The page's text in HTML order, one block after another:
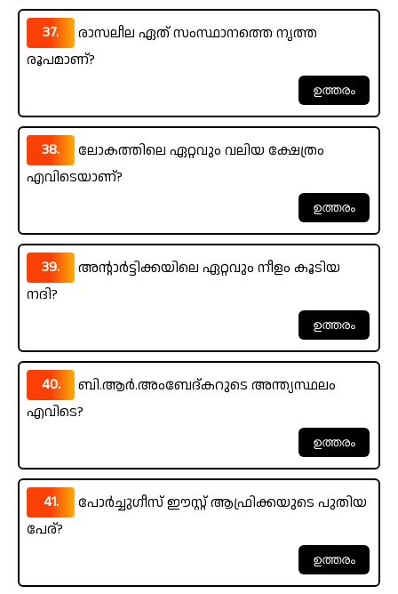
37.
രാസലീല ഏത് സംസ്ഥാനത്തെ നൃത്ത
രൂപമാണ്?
38.
ലോകത്തിലെ ഏറ്റവും വലിയ ക്ഷേത്രം
എവിടെയാണ്?
39.
അന്റാർട്ടിക്കയിലെ ഏറ്റവും നീളം കൂടിയ
നദി?
40.
ബി.ആർ.അംബേദ്‌കറുടെ അന്ത്യസ്ഥലം
എവിടെ?
41.
പോർച്ചുഗീസ് ഈസ്റ്റ് ആഫ്രിക്കയുടെ പുതിയ
പേര്?